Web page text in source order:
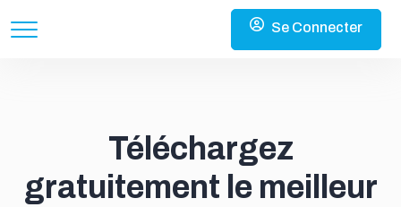
Se Connecter
Téléchargez
gratuitement le meilleur